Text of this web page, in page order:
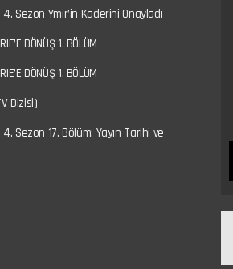
Sezon Ymir’in Kaderini Onayladı
DÖNÜŞ 1. BÖLÜM
DÖNÜŞ 1. BÖLÜM
Dizisi)
Sezon 17. Bölüm: Yayın Tarihi ve